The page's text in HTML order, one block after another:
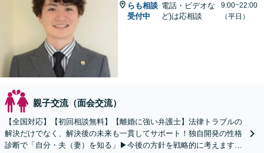
らも相談
受付中
電話・ビデオな
ど)は応相談
9:00~22:00
（平日）
親子交流（面会交流）
【全国対応】【初回相談無料】【離婚に強い弁護士】法律トラブルの
解決だけでなく、解決後の未来も一貫してサポート！独自開発の性格
診断で「自分・夫（妻）を知る」▶︎今後の方針を戦略的に考えます！